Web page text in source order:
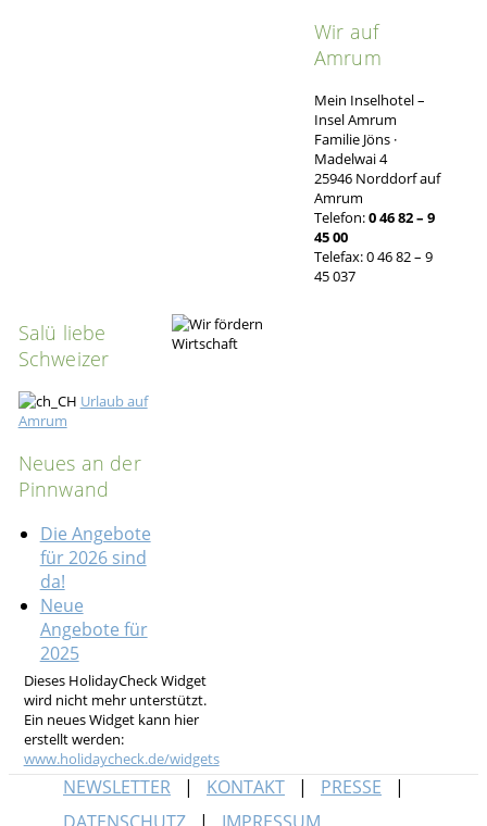
Wir auf
Amrum
Mein Inselhotel –
Insel Amrum
Familie Jöns ·
Madelwai 4
25946 Norddorf auf
Amrum
Telefon:0 46 82 – 9
45 00
Telefax: 0 46 82 – 9
45 037
Salü liebe
Schweizer
Urlaub auf
Amrum
Neues an der
Pinnwand
Die Angebote
für 2026 sind
da!
Neue
Angebote für
2025
Dieses HolidayCheck Widget
wird nicht mehr unterstützt.
Ein neues Widget kann hier
erstellt werden:
www.holidaycheck.de/widgets
NEWSLETTER KONTAKT
PRESSE